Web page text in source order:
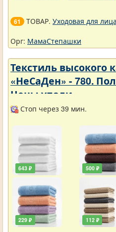
61 ТОВАР. Уходовая для лица
Орг: МамаСтепашки
Текстиль высокого
«НеСаДен» - 780.
Цены упали
Стоп через 39 мин.
643 ₽
229 ₽
500 ₽
112 ₽